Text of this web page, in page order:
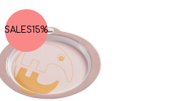
SALES15%